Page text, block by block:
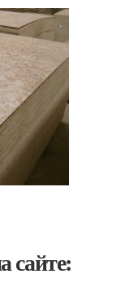
сайте: